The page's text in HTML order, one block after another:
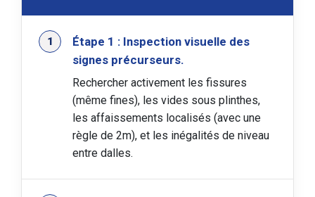
Étape 1 : Inspection visuelle des
signes précurseurs.
Rechercher activement les fissures
(même fines), les vides sous plinthes,
les affaissements localisés (avec une
règle de 2m), et les inégalités de niveau
entre dalles.